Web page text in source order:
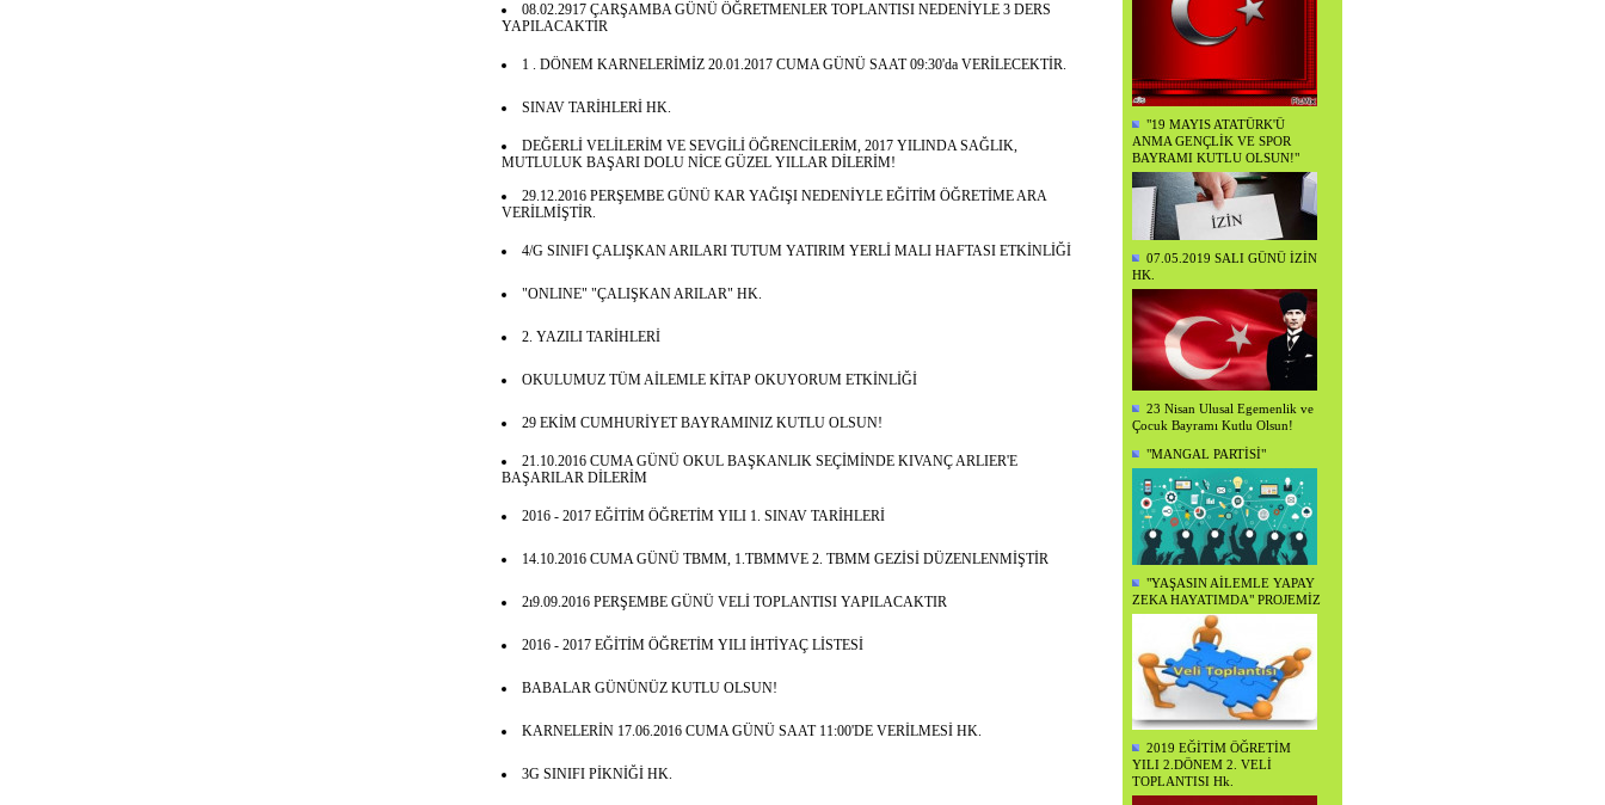
08.02.2917 ÇARŞAMBA GÜNÜ ÖĞRETMENLER TOPLANTISI NEDENİYLE 3 DERS
YAPILACAKTIR
1 . DÖNEM KARNELERİMİZ 20.01.2017 CUMA GÜNÜ SAAT 09:30'da VERİLECEKTİR.
SINAV TARİHLERİ HK.
DEĞERLİ VELİLERİM VE SEVGİLİ ÖĞRENCİLERİM, 2017 YILINDA SAĞLIK,
MUTLULUK BAŞARI DOLU NİCE GÜZEL YILLAR DİLERİM!
29.12.2016 PERŞEMBE GÜNÜ KAR YAĞIŞI NEDENİYLE EĞİTİM ÖĞRETİME ARA
VERİLMİŞTİR.
4/G SINIFI ÇALIŞKAN ARILARI TUTUM YATIRIM YERLİ MALI HAFTASI ETKİNLİĞİ
"ONLINE" "ÇALIŞKAN ARILAR" HK.
2. YAZILI TARİHLERİ
OKULUMUZ TÜM AİLEMLE KİTAP OKUYORUM ETKİNLİĞİ
29 EKİM CUMHURİYET BAYRAMINIZ KUTLU OLSUN!
21.10.2016 CUMA GÜNÜ OKUL BAŞKANLIK SEÇİMİNDE KIVANÇ ARLIER'E
BAŞARILAR DİLERİM
2016 - 2017 EĞİTİM ÖĞRETİM YILI 1. SINAV TARİHLERİ
14.10.2016 CUMA GÜNÜ TBMM, 1.TBMMVE 2. TBMM GEZİSİ DÜZENLENMİŞTİR
2ı9.09.2016 PERŞEMBE GÜNÜ VELİ TOPLANTISI YAPILACAKTIR
2016 - 2017 EĞİTİM ÖĞRETİM YILI İHTİYAÇ LİSTESİ
BABALAR GÜNÜNÜZ KUTLU OLSUN!
KARNELERİN 17.06.2016 CUMA GÜNÜ SAAT 11:00'DE VERİLMESİ HK.
3G SINIFI PİKNİĞİ HK.
"19 MAYIS ATATÜRK'Ü
ANMA GENÇLİK VE SPOR
BAYRAMI KUTLU OLSUN!"
07.05.2019 SALI GÜNÜ İZİN
HK.
23 Nisan Ulusal Egemenlik ve
Çocuk Bayramı Kutlu Olsun!
"MANGAL PARTİSİ"
"YAŞASIN AİLEMLE YAPAY
ZEKA HAYATIMDA" PROJEMİZ
2019 EĞİTİM ÖĞRETİM
YILI 2.DÖNEM 2. VELİ
TOPLANTISI Hk.